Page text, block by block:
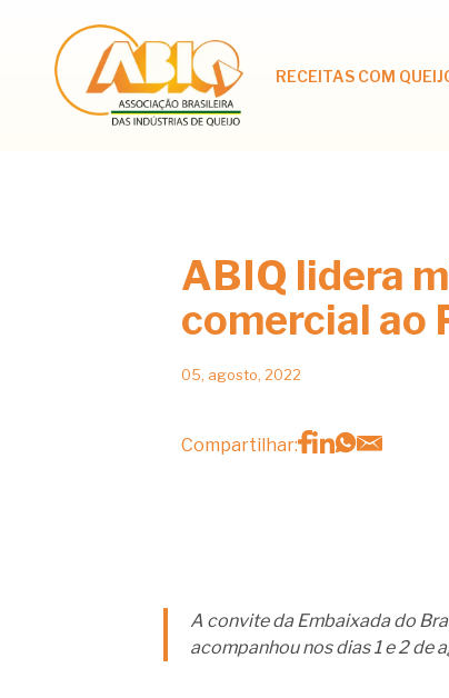
RECEITAS COM
ABIQ lidera
comercial ao
05, agosto, 2022
Compartilhar:
A convite da Embaixada do
acompanhou nos dias 1 e 2 de